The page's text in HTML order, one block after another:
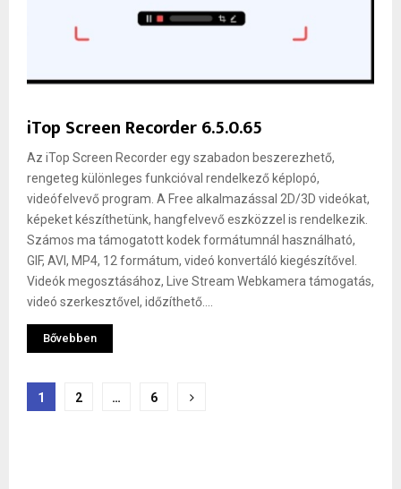
iTop Screen Recorder 6.5.0.65
Az iTop Screen Recorder egy szabadon beszerezhető,
rengeteg különleges funkcióval rendelkező képlopó,
videófelvevő program. A Free alkalmazással 2D/3D videókat,
képeket készíthetünk, hangfelvevő eszközzel is rendelkezik.
Számos ma támogatott kodek formátumnál használható,
GIF, AVI, MP4, 12 formátum, videó konvertáló kiegészítővel.
Videók megosztásához, Live Stream Webkamera támogatás,
videó szerkesztővel, időzíthető....
Bővebben
Bejegyzések
1 2 … 6